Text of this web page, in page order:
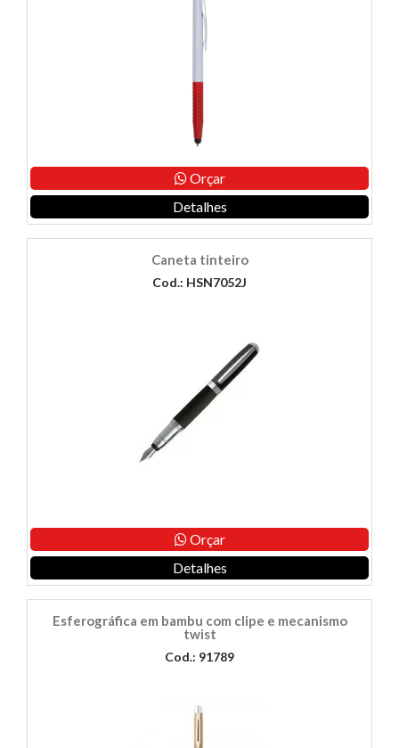
Orçar
Detalhes
Caneta tinteiro
Cod.: HSN7052J
Orçar
Detalhes
Esferográfica em bambu com clipe e mecanismo
twist
Cod.: 91789